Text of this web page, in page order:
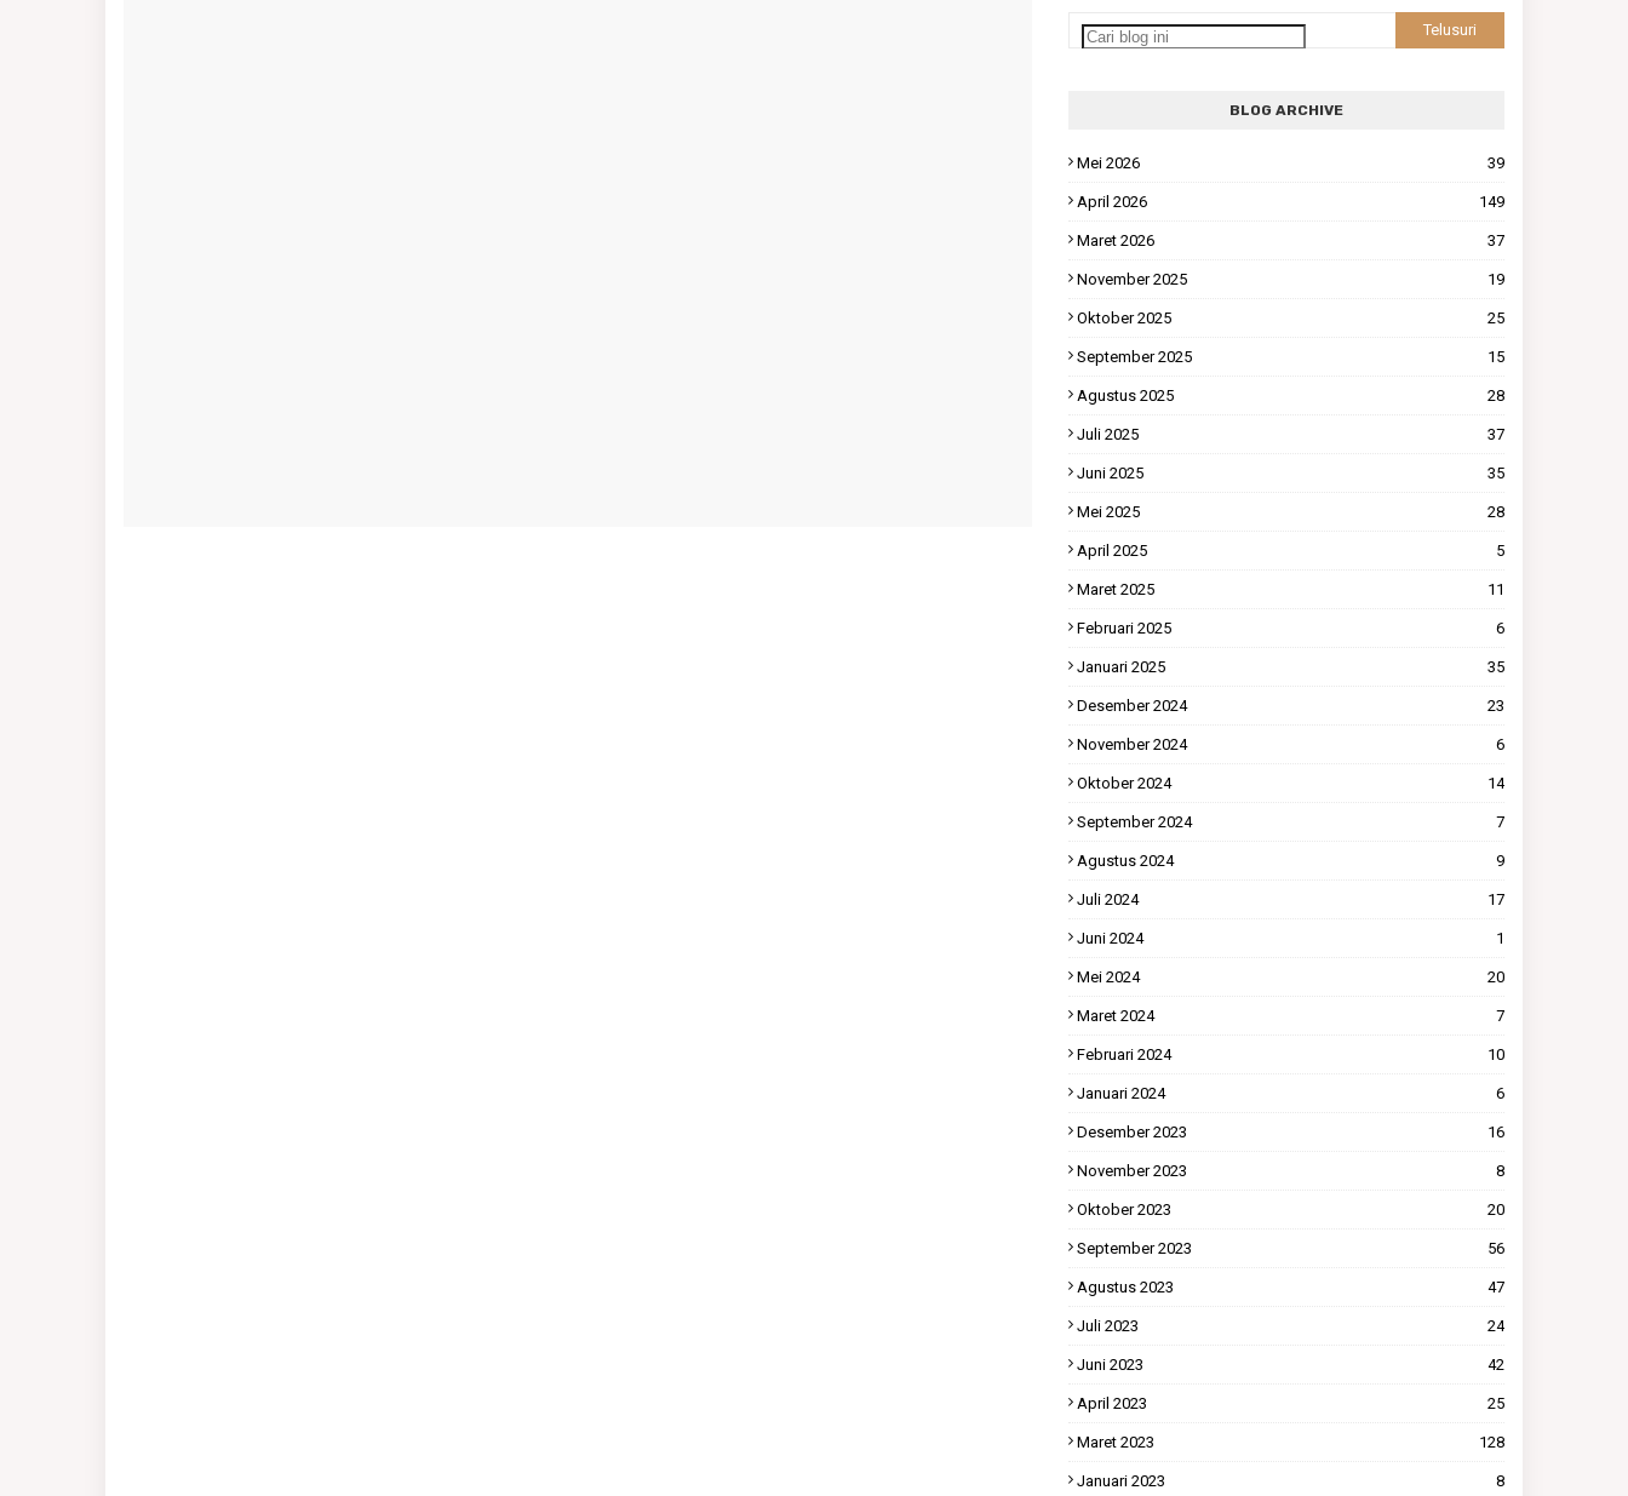
BLOG ARCHIVE
Mei 2026 39
April 2026 149
Maret 2026 37
November 2025 19
Oktober 2025 25
September 2025 15
Agustus 2025 28
Juli 2025 37
Juni 2025 35
Mei 2025 28
April 2025 5
Maret 2025 11
Februari 2025 6
Januari 2025 35
Desember 2024 23
November 2024 6
Oktober 2024 14
September 2024 7
Agustus 2024 9
Juli 2024 17
Juni 2024 1
Mei 2024 20
Maret 2024 7
Februari 2024 10
Januari 2024 6
Desember 2023 16
November 2023 8
Oktober 2023 20
September 2023 56
Agustus 2023 47
Juli 2023 24
Juni 2023 42
April 2023 25
Maret 2023 128
Januari 2023 8